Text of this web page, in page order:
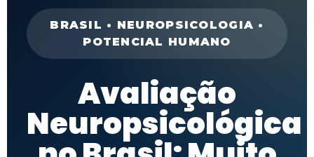
BRASIL • NEUROPSICOLOGIA •
POTENCIAL HUMANO
Avaliação
Neuropsicológica